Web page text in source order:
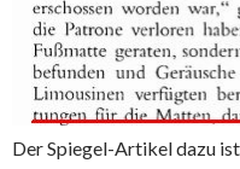
Der Spiegel-Artikel dazu